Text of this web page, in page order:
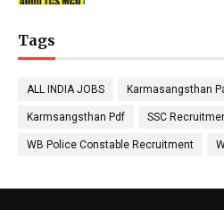
Tags
ALL INDIA JOBS Karmasangsthan
Karmsangsthan Pdf SSC
WB Police Constable Recruitment